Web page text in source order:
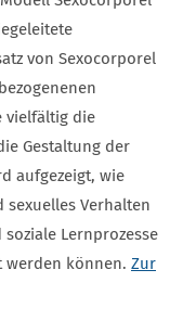
von Sexocorporel
vielfältig die
Gestaltung der
aufgezeigt, wie
sexuelles Verhalten
Lernprozesse
werden können. Zur